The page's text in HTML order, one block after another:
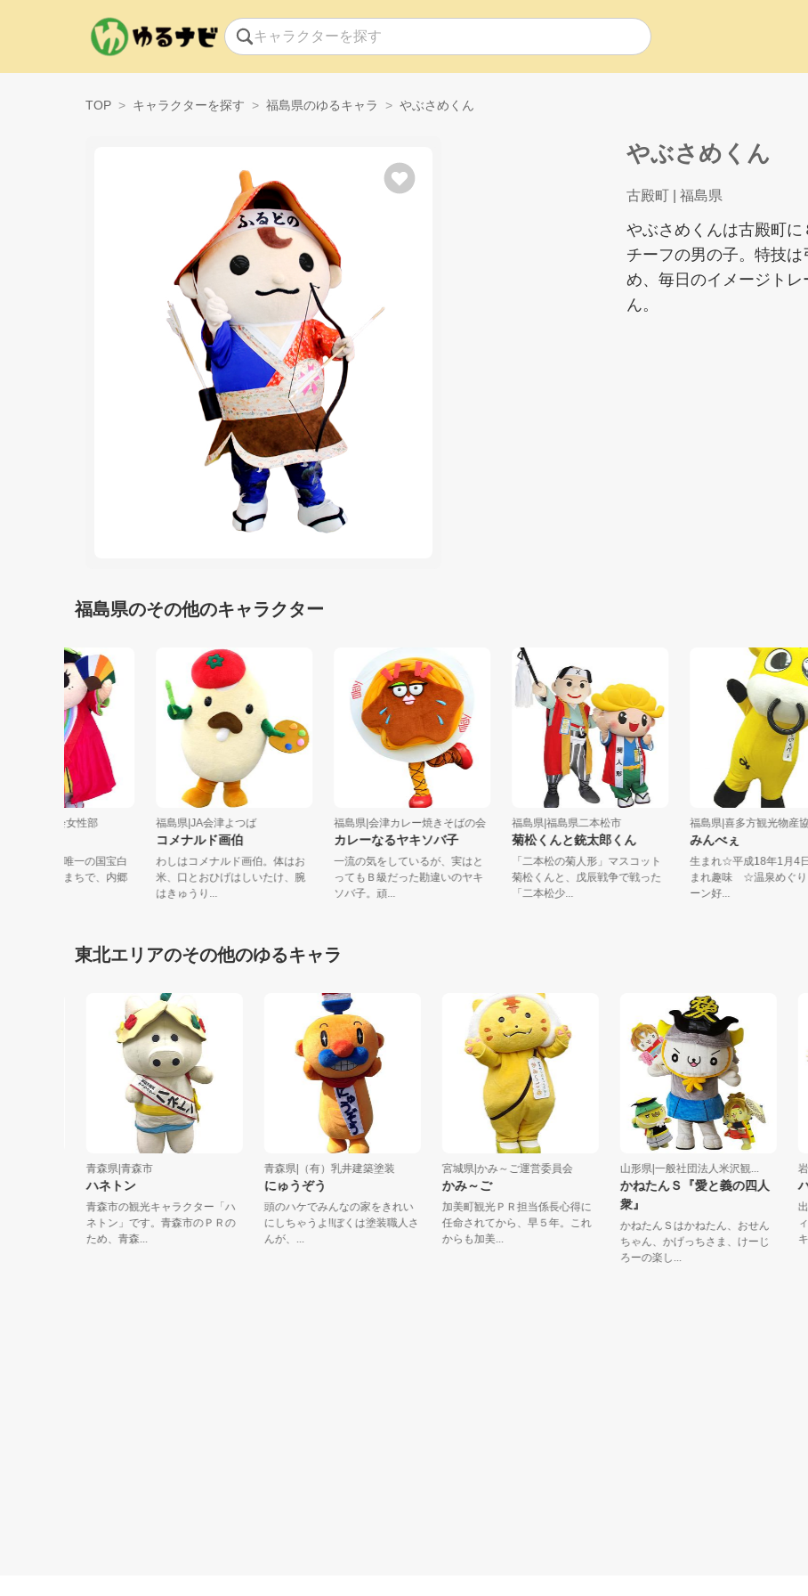
TOP キャラクターを探す 福島県のゆるキャラ やぶさめくん
やぶさめくん
古殿町 | 福島県
やぶさめくんは古殿町
チーフの男の子。特技
め、毎日のイメージト
ん。
福島県のその他のキャラクター
島県|内郷商工会女性部
島県の建造物で唯一の国宝白
阿弥陀堂があるまちで、内郷
福島県|JA会津よつば
コメナルド画伯
わしはコメナルド画伯。体はお
米、口とおひげはしいたけ、腕
はきゅうり...
福島県|会津カレー焼きそばの会
カレーなるヤキソバ子
一流の気をしているが、実はと
ってもＢ級だった勘違いのヤキ
ソバ子。頑...
福島県|福島県二本松市
菊松くんと銃太郎くん
「二本松の菊人形」マスコット
菊松くんと、戊辰戦争で戦った
「二本松少...
福島県|喜多方観光物
みんべぇ
生まれ☆平成18年1
まれ趣味 ☆温泉め
ーン好...
東北エリアのその他のゆるキャラ
青森県|青森市
ハネトン
青森市の観光キャラクター「ハ
ネトン」です。青森市のＰＲの
ため、青森...
青森県|（有）乳井建築塗装
にゅうぞう
頭のハケでみんなの家をきれい
にしちゃうよ!!ぼくは塗装職人さ
んが、...
宮城県|かみ～ご運営委員会
かみ～ご
加美町観光ＰＲ担当係長心得に
任命されてから、早５年。これ
からも加美...
山形県|一般社団法人米沢観...
かねたんＳ『愛と義の四人
衆』
かねたんＳはかねたん、おせん
ちゃん、かげっちさま、けーじ
ろーの楽し...
岩手
ハ
出身
ィー
キー